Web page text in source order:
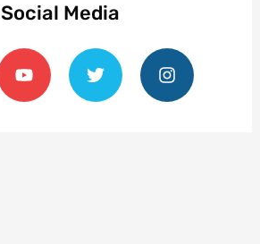
Social Media
Y
o
u
t
T
w
i
t
I
n
s
t